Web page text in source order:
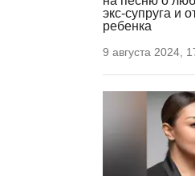
экс-супруга и
ребенка
9 августа 2024,